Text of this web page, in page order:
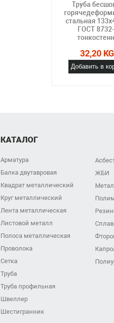
Труба
стальная
ГОСТ
32,20
Добавить в
КАТАЛОГ
Арматура
Балка двутавровая
Квадрат металлический
Круг металлический
Лента металлическая
Листовой металл
Полоса металлическая
Проволока
Сетка
Труба
Труба профильная
Швеллер
Шестигранник
ЖБИ